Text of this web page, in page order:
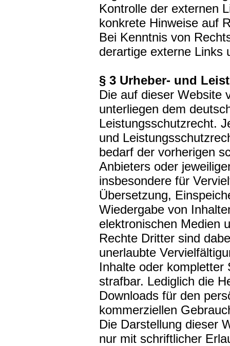
Kontrolle der externen
konkrete Hinweise auf
Bei Kenntnis von
derartige externe Links
§ 3 Urheber- und
Die auf dieser Website
unterliegen dem
Leistungsschutzrecht.
und
bedarf der vorherigen
Anbieters oder
insbesondere für
Übersetzung,
Wiedergabe von
elektronischen Medien
Rechte Dritter sind
unerlaubte
Inhalte oder
strafbar. Lediglich die
Downloads für den
kommerziellen
Die Darstellung dieser
nur mit schriftlicher